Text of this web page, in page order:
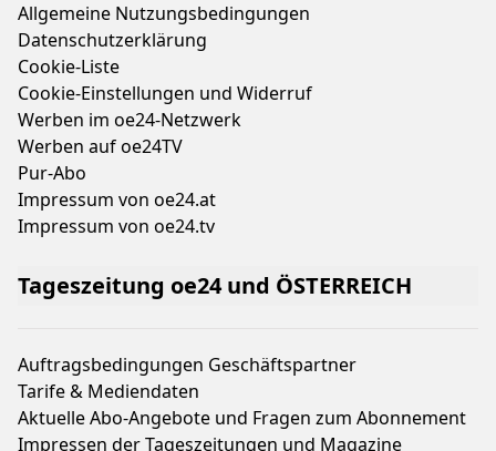
Allgemeine Nutzungsbedingungen
Datenschutzerklärung
Cookie-Liste
Cookie-Einstellungen und Widerruf
Werben im oe24-Netzwerk
Werben auf oe24TV
Pur-Abo
Impressum von oe24.at
Impressum von oe24.tv
Tageszeitung oe24 und ÖSTERREICH
Auftragsbedingungen Geschäftspartner
Tarife & Mediendaten
Aktuelle Abo-Angebote und Fragen zum Abonnement
Impressen der Tageszeitungen und Magazine